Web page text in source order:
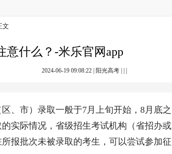
文
意什么？-米乐官网app
2024-06-19 09:08:22 阳光高考
市）录取一般于7月上旬开始，8月底之
实际情况，省级招生考试机构（省招办或
报批次未被录取的考生，可以尝试参加征